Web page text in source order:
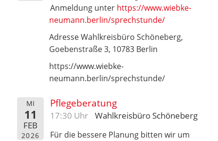
Anmeldung unter https://www.wiebke-
neumann.berlin/sprechstunde/
Adresse Wahlkreisbüro Schöneberg,
Goebenstraße 3, 10783 Berlin
https://www.wiebke-
neumann.berlin/sprechstunde/
MI
11
FEB
2026
Pflegeberatung
17:30 Uhr Wahlkreisbüro Schöneberg
Für die bessere Planung bitten wir um